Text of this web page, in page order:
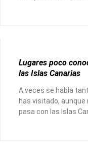
Lugares poco
las Islas Canarias
A veces se habla
has visitado, aunque
pasa con las Islas